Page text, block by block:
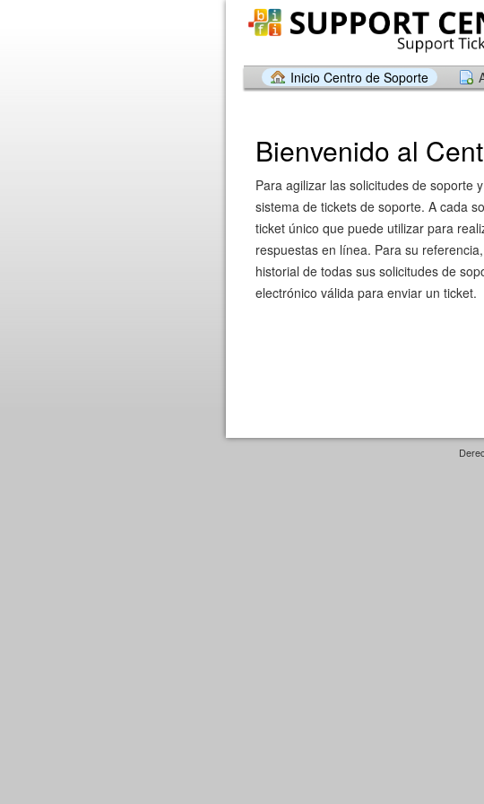
Inicio Centro de Soporte
Bienvenido al
Para agilizar las solicitudes de soporte
sistema de tickets de soporte. A cada
ticket único que puede utilizar para
respuestas en línea. Para su
historial de todas sus solicitudes de
electrónico válida para enviar un ticket.